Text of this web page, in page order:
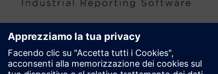
AerialView Industrial Reporting
Software